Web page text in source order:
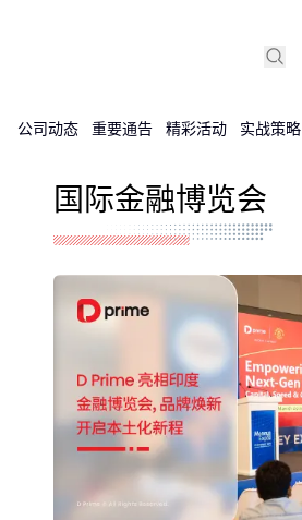
公司动态 重要通告 精彩活动 实战策略
国际金融博览会